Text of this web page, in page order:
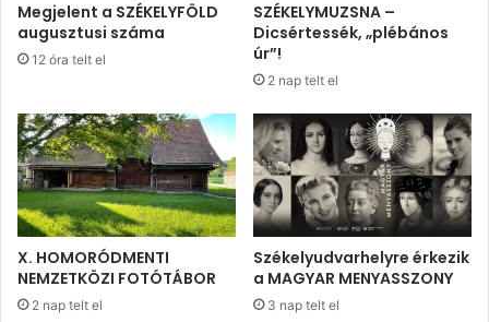
Megjelent a SZÉKELYFÖLD
augusztusi száma
12 óra telt el
SZÉKELYMUZSNA –
Dicsértessék, „plébános
úr”!
2 nap telt el
X. HOMORÓDMENTI
NEMZETKÖZI FOTÓTÁBOR
2 nap telt el
Székelyudvarhelyre érkezik
a MAGYAR MENYASSZONY
3 nap telt el